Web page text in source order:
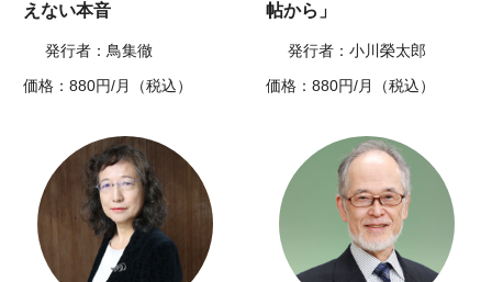
えない本音
発行者：鳥集徹
価格：880円/月（税込）
帖から」
発行者：小川榮太郎
価格：880円/月（税込）